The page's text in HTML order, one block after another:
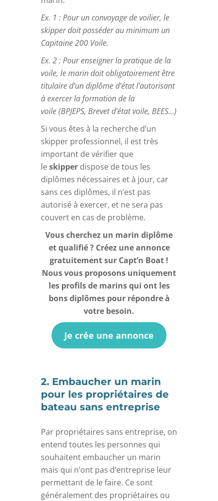
Ex. 1 : Pour un convoyage de voilier, le
skipper doit posséder au minimum un
Capitaine 200 Voile.
Ex. 2 : Pour enseigner la pratique de la
voile, le marin doit obligatoirement être
titulaire d’un diplôme d’état l’autorisant
à exercer la formation de la
voile (BPJEPS, Brevet d’état voile, BEES…)
Si vous êtes à la recherche d’un
skipper professionnel, il est très
important de vérifier que
leskipper dispose de tous les
diplômes nécessaires et à jour, car
sans ces diplômes, il n’est pas
autorisé à exercer, et ne sera pas
couvert en cas de problème.
Vous cherchez un marin diplôme
et qualifié ? Créez une annonce
gratuitement sur Capt’n Boat !
Nous vous proposons uniquement
les profils de marins qui ont les
bons diplômes pour répondre à
votre besoin.
Je crée une annonce
2. Embaucher un marin
pour les propriétaires de
bateau sans entreprise
Par propriétaires sans entreprise, on
entend toutes les personnes qui
souhaitent embaucher un marin
mais qui n’ont pas d’entreprise leur
permettant de le faire. Ce sont
généralement des propriétaires ou